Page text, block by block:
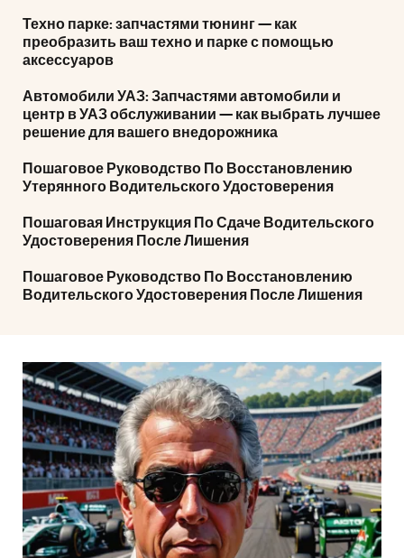
Техно парке: запчастями тюнинг — как
преобразить ваш техно и парке с помощью
аксессуаров
Автомобили УАЗ: Запчастями автомобили и
центр в УАЗ обслуживании — как выбрать лучшее
решение для вашего внедорожника
Пошаговое Руководство По Восстановлению
Утерянного Водительского Удостоверения
Пошаговая Инструкция По Сдаче Водительского
Удостоверения После Лишения
Пошаговое Руководство По Восстановлению
Водительского Удостоверения После Лишения